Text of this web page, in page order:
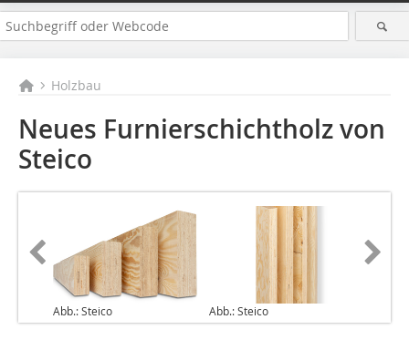
Holzbau
Neues Furnierschichtholz von
Steico
Abb.: Steico Abb.: Steico